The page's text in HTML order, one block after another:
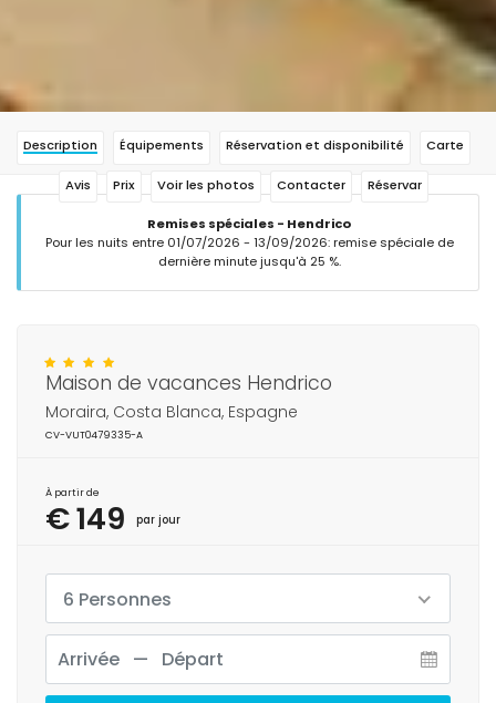
Description Équipements Réservation et disponibilité Carte
Avis Prix Voir les photos Contacter Réservar
Remises spéciales - Hendrico
Pour les nuits entre 01/07/2026 - 13/09/2026: remise spéciale de
dernière minute jusqu'à 25 %.
Maison de vacances Hendrico
Moraira, Costa Blanca, Espagne
CV-VUT0479335-A
À partir de
€ 149 par jour
6 Personnes